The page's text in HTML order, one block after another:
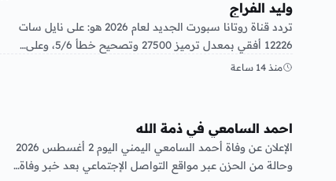
وليد الفراج
تردد قناة روتانا سبورت الجديد لعام 2026 هو: على نايل سات
12226 أفقي بمعدل ترميز 27500 وتصحيح خطأ 5/6، وعلى…
منذ 14 ساعة
احمد السامعي في ذمة الله
الإعلان عن وفاة أحمد السامعي اليمني اليوم 2 أغسطس 2026
وحالة من الحزن عبر مواقع التواصل الإجتماعي بعد خبر وفاة…